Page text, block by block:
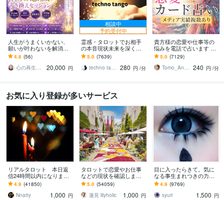
人生がうまくいかない、
願いが叶わないを解消し
ます 現実を変えるために
努力したのに、自力では
もう無理と感じている
4.8 (56)
心の再生セラピスト YASUKO
20,000 円
相談中
予約受付中
霊感・タロットでお相手
の本音現状未来を深く視
ます 恋愛・仕事・家族・
人間関係の本質を見抜き
スピード解決へ
5.0 (7639)
techno tango
280 円 /分
貴方様の恋愛や仕事等の
悩みを電話で占います タ
ロットカード、オラクル
カード、ルノルマンカー
ドを使用します
5.0 (7129)
Tomo_Angel7
240 円 /分
お気に入り登録が多いサービス
リアルタロット 本日返
信24時間以内になります
❤︎タイトルをご確認くださ
い❤︎
4.9 (41850)
Nnatty
1,000 円
タロットで恋愛やお仕事
などの現状を確認します
アドバイスもしっかりお
届けしますので安心して
ください♡
5.0 (54059)
蓮見 lilyholic
1,000 円
目に入ったらきて。気に
なる事生まれつきの力で
視ます 視ましょう恋愛や
仕事などこの先など
4.9 (9769)
syuri
1,500 円